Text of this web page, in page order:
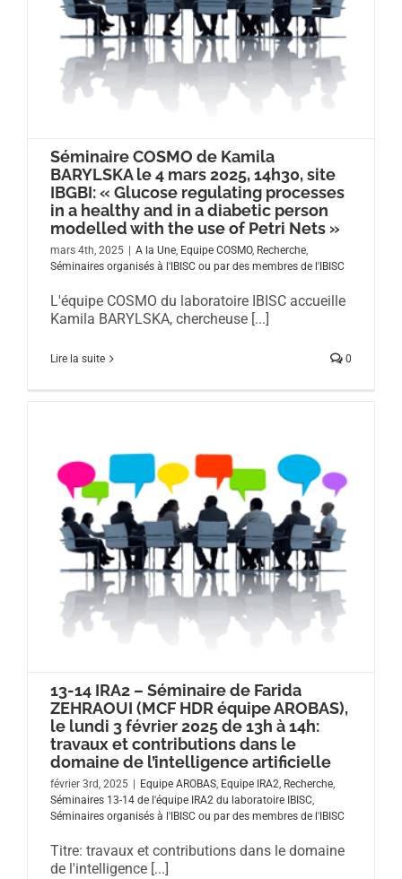
Séminaire COSMO de Kamila
BARYLSKA le 4 mars 2025, 14h30, site
IBGBI: « Glucose regulating processes
in a healthy and in a diabetic person
modelled with the use of Petri Nets »
mars 4th, 2025 A la Une, Equipe COSMO, Recherche,
Séminaires organisés à l'IBISC ou par des membres de l'IBISC
L'équipe COSMO du laboratoire IBISC accueille
Kamila BARYLSKA, chercheuse [...]
Lire la suite 0
13-14 IRA2 – Séminaire de Farida
ZEHRAOUI (MCF HDR équipe AROBAS),
le lundi 3 février 2025 de 13h à 14h:
travaux et contributions dans le
domaine de l’intelligence artificielle
février 3rd, 2025 Equipe AROBAS, Equipe IRA2, Recherche,
Séminaires 13-14 de l'équipe IRA2 du laboratoire IBISC,
Séminaires organisés à l'IBISC ou par des membres de l'IBISC
Titre: travaux et contributions dans le domaine
de l'intelligence [...]